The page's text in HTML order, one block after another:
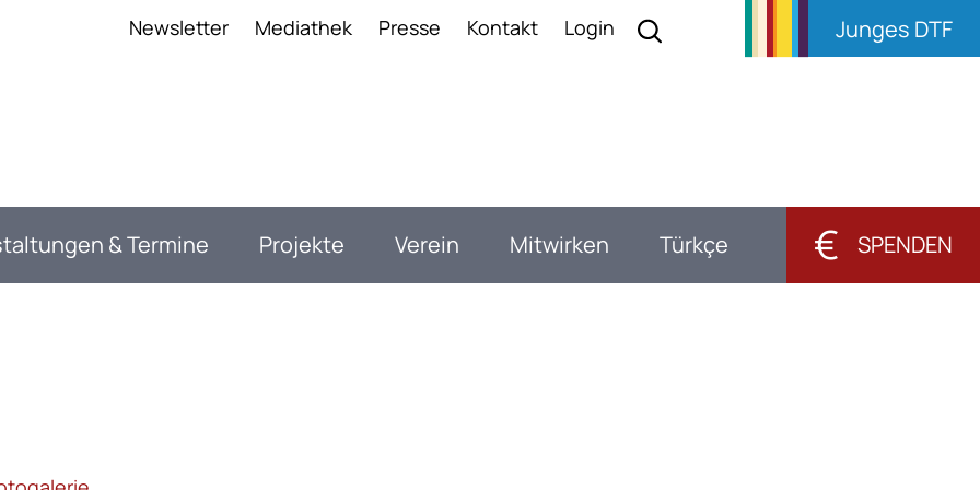
Newsletter Mediathek Presse Kontakt Login Junges DTF
& Termine Projekte Verein Mitwirken Türkçe € SPENDEN